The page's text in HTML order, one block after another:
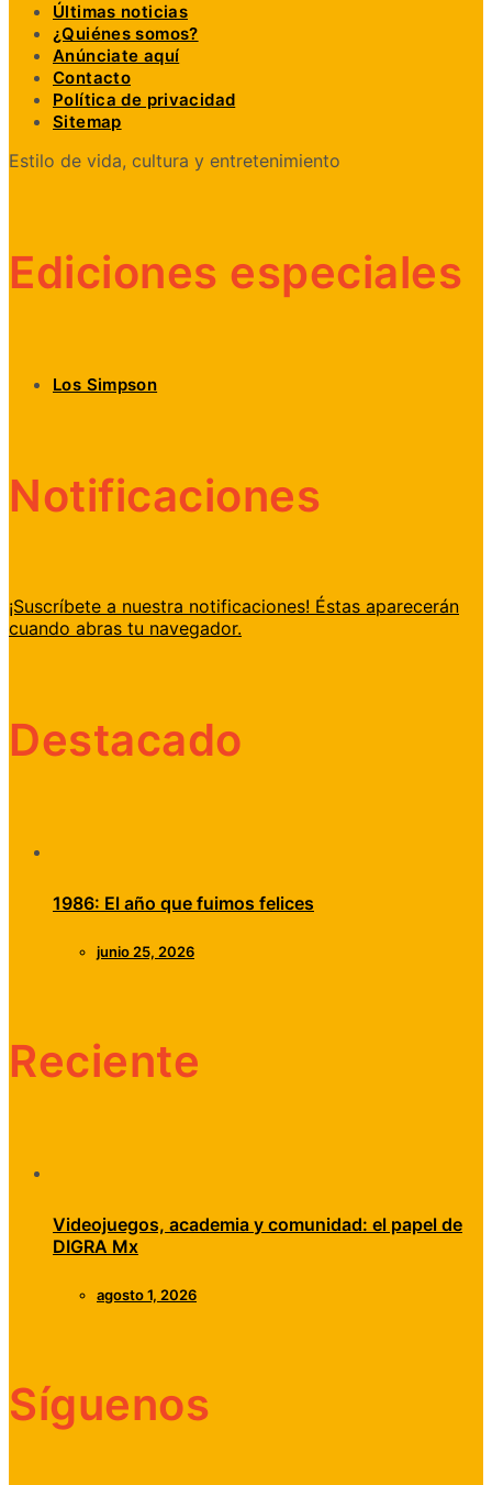
Últimas noticias
¿Quiénes somos?
Anúnciate aquí
Contacto
Política de privacidad
Sitemap
Estilo de vida, cultura y entretenimiento
Ediciones especiales
Los Simpson
Notificaciones
¡Suscríbete a nuestra notificaciones! Éstas aparecerán
cuando abras tu navegador.
Destacado
1986: El año que fuimos felices
junio 25, 2026
Reciente
Videojuegos, academia y comunidad: el papel de
DIGRA Mx
agosto 1, 2026
Síguenos